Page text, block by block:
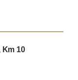
Km 10